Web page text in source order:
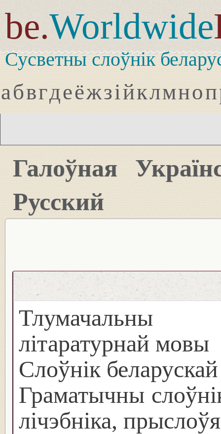
be.Worldwide
Сусветны слоўнік
абвгдеёжзійклмноп
Галоўная
Русский
Тлумачальны
літаратурнай мовы
Слоўнік
Граматычны
лічэбніка, прыслоўя